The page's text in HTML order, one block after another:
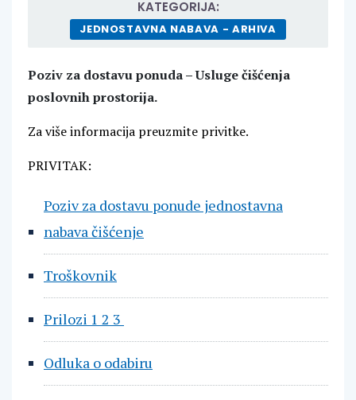
KATEGORIJA:
JEDNOSTAVNA NABAVA - ARHIVA
Poziv za dostavu ponuda – Usluge čišćenja
poslovnih prostorija.
Za više informacija preuzmite privitke.
PRIVITAK:
Poziv za dostavu ponude jednostavna
nabava čišćenje
Troškovnik
Prilozi 1 2 3
Odluka o odabiru